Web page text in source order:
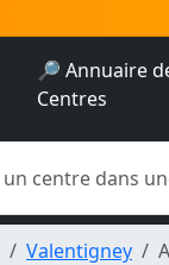
🔎 Annuaire
Centres
Valentigney